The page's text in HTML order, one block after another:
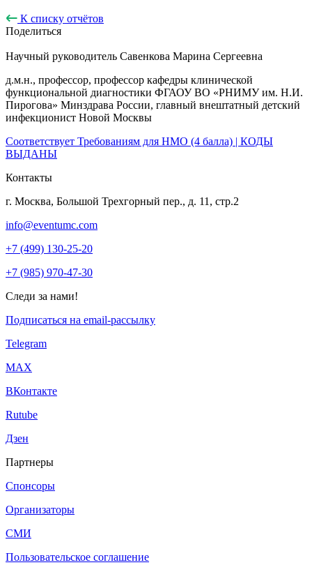
К списку отчётов
Поделиться
Научный руководитель Савенкова Марина Сергеевна
д.м.н., профессор, профессор кафедры клинической
функциональной диагностики ФГАОУ ВО «РНИМУ им. Н.И.
Пирогова» Минздрава России, главный внештатный детский
инфекционист Новой Москвы
Соответствует Требованиям для НМО (4 балла) | КОДЫ
ВЫДАНЫ
Контакты
г. Москва, Большой Трехгорный пер., д. 11, стр.2
info@eventumc.com
+7 (499) 130-25-20
+7 (985) 970-47-30
Следи за нами!
Подписаться на email-рассылку
Telegram
МАХ
ВКонтакте
Rutube
Дзен
Партнеры
Спонсоры
Организаторы
СМИ
Пользовательское соглашение